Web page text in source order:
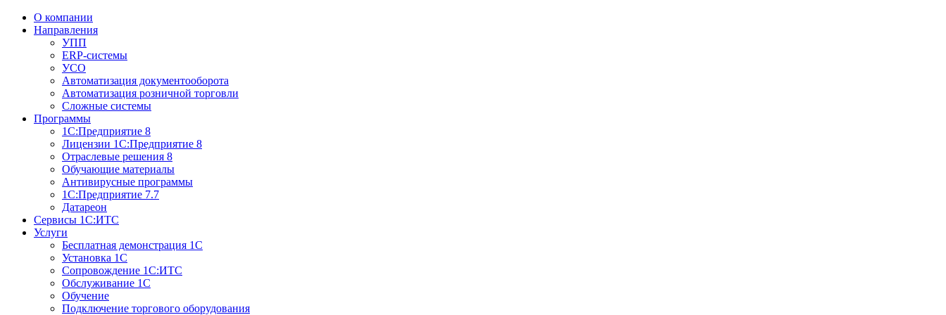
О компании
Направления
УПП
ERP-системы
УСО
Автоматизация документооборота
Автоматизация розничной торговли
Сложные системы
Программы
1С:Предприятие 8
Лицензии 1С:Предприятие 8
Отраслевые решения 8
Обучающие материалы
Антивирусные программы
1С:Предприятие 7.7
Датареон
Сервисы 1С:ИТС
Услуги
Бесплатная демонстрация 1С
Установка 1С
Сопровождение 1С:ИТС
Обслуживание 1С
Обучение
Подключение торгового оборудования